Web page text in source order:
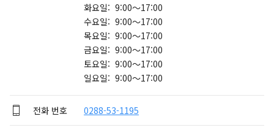
화요일: 9:00～17:00
수요일: 9:00～17:00
목요일: 9:00～17:00
금요일: 9:00～17:00
토요일: 9:00～17:00
일요일: 9:00～17:00
전화 번호 0288-53-1195